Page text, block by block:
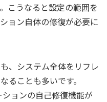
こうなると設定の範囲を
ョン自体の修復が必要に
、システム全体をリフレ
ることも多いです。
ョンの自己修復機能が